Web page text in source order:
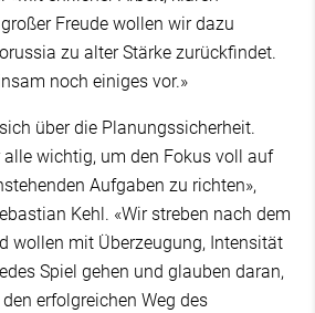
Freude wollen wir dazu
zu alter Stärke zurückfindet.
noch einiges vor.»
über die Planungssicherheit.
alle wichtig, um den Fokus voll auf
Aufgaben zu richten»,
Kehl. «Wir streben nach dem
wollen mit Überzeugung, Intensität
Spiel gehen und glauben daran,
erfolgreichen Weg des